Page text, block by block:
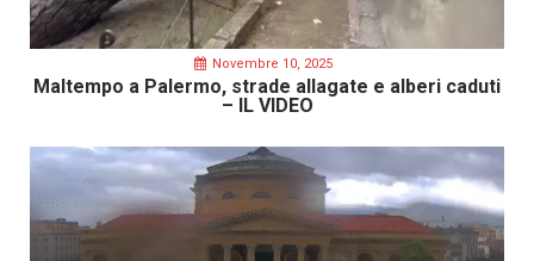
Novembre 10, 2025
Maltempo a Palermo, strade allagate e alberi caduti
– IL VIDEO